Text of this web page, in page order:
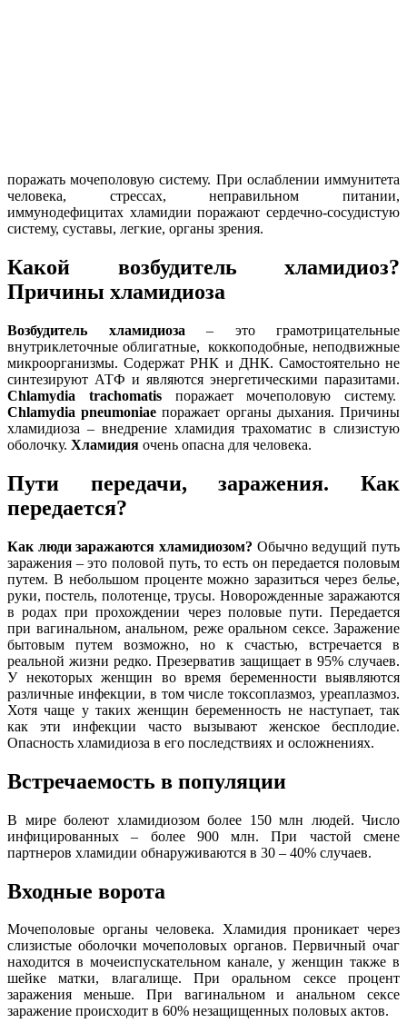
поражать мочеполовую систему. При ослаблении иммунитета
человека, стрессах, неправильном питании,
иммунодефицитах хламидии поражают сердечно-сосудистую
систему, суставы, легкие, органы зрения.
Какой возбудитель хламидиоз?
Причины хламидиоза
Возбудитель хламидиоза – это грамотрицательные
внутриклеточные облигатные, коккоподобные, неподвижные
микроорганизмы. Содержат РНК и ДНК. Самостоятельно не
синтезируют АТФ и являются энергетическими паразитами.
Chlamydia trachomatisпоражает мочеполовую систему.
Chlamydia pneumoniae поражает органы дыхания. Причины
хламидиоза – внедрение хламидия трахоматис в слизистую
оболочку. Хламидия очень опасна для человека.
Пути передачи, заражения. Как
передается?
Как люди заражаются хламидиозом? Обычно ведущий путь
заражения – это половой путь, то есть он передается половым
путем. В небольшом проценте можно заразиться через белье,
руки, постель, полотенце, трусы. Новорожденные заражаются
в родах при прохождении через половые пути. Передается
при вагинальном, анальном, реже оральном сексе. Заражение
бытовым путем возможно, но к счастью, встречается в
реальной жизни редко. Презерватив защищает в 95% случаев.
У некоторых женщин во время беременности выявляются
различные инфекции, в том числе токсоплазмоз, уреаплазмоз.
Хотя чаще у таких женщин беременность не наступает, так
как эти инфекции часто вызывают женское бесплодие.
Опасность хламидиоза в его последствиях и осложнениях.
Встречаемость в популяции
В мире болеют хламидиозом более 150 млн людей. Число
инфицированных – более 900 млн. При частой смене
партнеров хламидии обнаруживаются в 30 – 40% случаев.
Входные ворота
Мочеполовые органы человека. Хламидия проникает через
слизистые оболочки мочеполовых органов. Первичный очаг
находится в мочеиспускательном канале, у женщин также в
шейке матки, влагалище. При оральном сексе процент
заражения меньше. При вагинальном и анальном сексе
заражение происходит в 60% незащищенных половых актов.